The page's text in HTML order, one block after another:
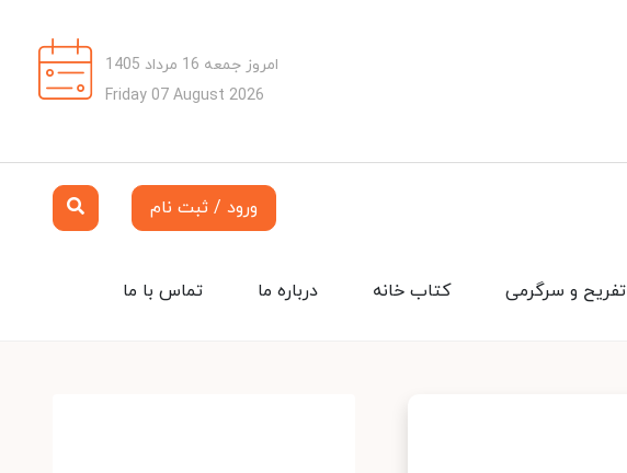
امروز جمعه 16 مرداد 1405
Friday 07 August 2026
ورود / ثبت نام
تماس با ما درباره ما کتاب خانه تفریح و سرگرمی